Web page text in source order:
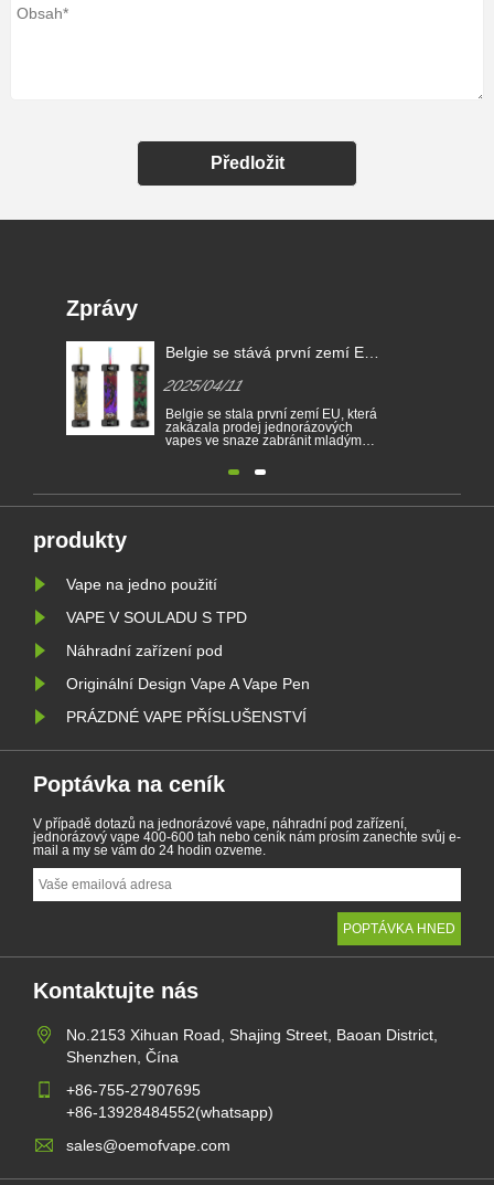
Předložit
Zprávy
Belgie se stává první zemí EU,
cigarety
2025/04/11
Belgie se stala první zemí EU, která
zakázala prodej jednorázových
vapes ve snaze zabránit mladým
nikotinu a chránili životní prostředí.
cigaret je od 1. ledna zakázán v
Belgii na základě zdraví a životního
produkty
Vape na jedno použití
VAPE V SOULADU S TPD
Náhradní zařízení pod
Originální Design Vape A Vape Pen
PRÁZDNÉ VAPE PŘÍSLUŠENSTVÍ
Poptávka na ceník
V případě dotazů na jednorázové vape, náhradní pod zařízení,
jednorázový vape 400-600 tah nebo ceník nám prosím zanechte svůj e-
mail a my se vám do 24 hodin ozveme.
Kontaktujte nás
No.2153 Xihuan Road, Shajing Street, Baoan District,
Shenzhen, Čína
+86-755-27907695
+86-13928484552(whatsapp)
sales@oemofvape.com